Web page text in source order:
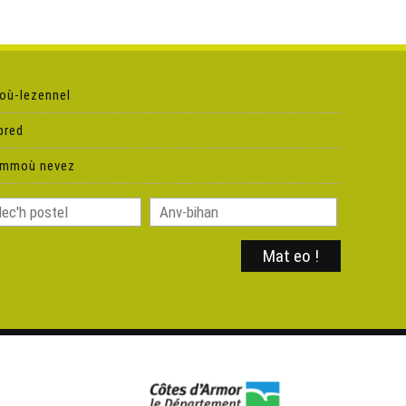
Yvon Cras, labourer-douar bio
Tiny Feet : peoc’h ha karantez war Eusa
Karta 2016 ar rannvroioù nevez
Sifroù an distrol-skol e 2015
lezennel
nevez